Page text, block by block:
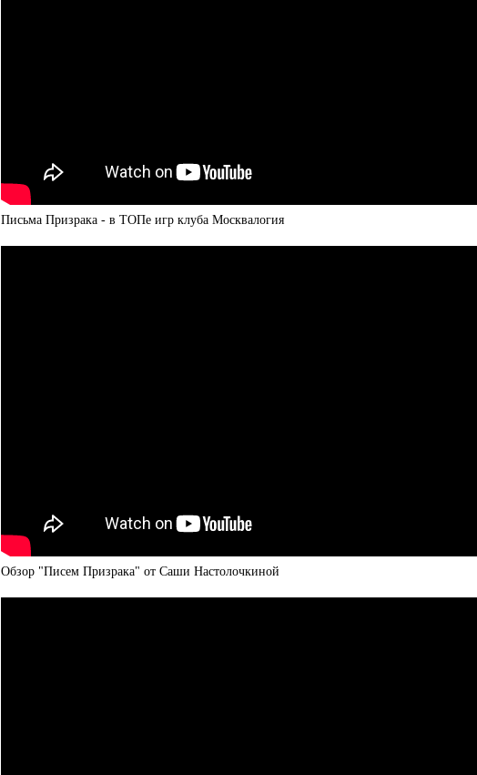
Письма Призрака - в ТОПе игр клуба Москвалогия
Обзор "Писем Призрака" от Саши Настолочкиной